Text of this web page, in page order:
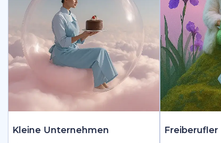
Kleine Unternehmen Freiberufler